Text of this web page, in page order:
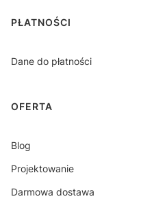
PŁATNOŚCI
Dane do płatności
OFERTA
Blog
Projektowanie
Darmowa dostawa